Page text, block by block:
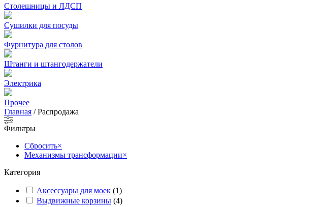
Столешницы и ЛДСП
Сушилки для посуды
Фурнитура для столов
Штанги и штангодержатели
Электрика
Прочее
Главная /Распродажа
Фильтры
Сбросить×
Механизмы трансформации×
Категория
Аксессуары для моек (1)
Выдвижные корзины (4)